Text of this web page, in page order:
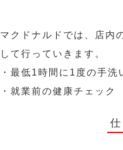
マクドナルドでは、店内
して行っていきます。
・最低1時間に1度の手洗
・就業前の健康チェッ